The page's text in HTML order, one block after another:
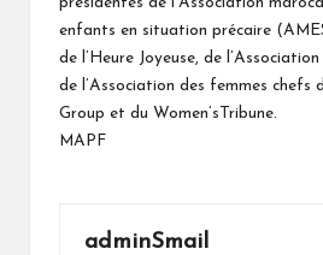
enfants en situation précaire
de l’Heure Joyeuse, de
de l’Association des femmes chefs
Group et du Women’sTribune.
MAPF
adminSmail